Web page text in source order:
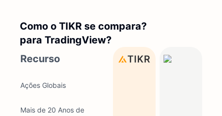
Como o TIKR se compara?
para TradingView?
Recurso
Ações Globais
Mais de 20 Anos de